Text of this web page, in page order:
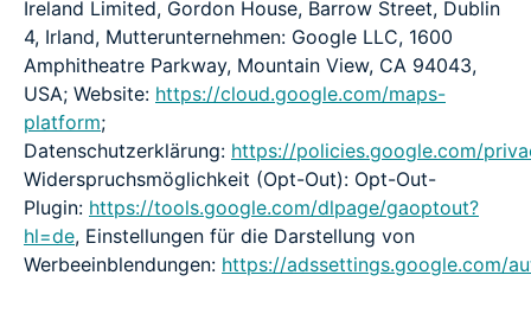
Ireland Limited, Gordon House, Barrow Street, Dublin
4, Irland, Mutterunternehmen: Google LLC, 1600
Amphitheatre Parkway, Mountain View, CA 94043,
USA; Website: https://cloud.google.com/maps-
platform;
Datenschutzerklärung: https://policies.google.com/
Widerspruchsmöglichkeit (Opt-Out): Opt-Out-
Plugin: https://tools.google.com/dlpage/gaoptout?
hl=de, Einstellungen für die Darstellung von
Werbeeinblendungen: https://adssettings.google.com/